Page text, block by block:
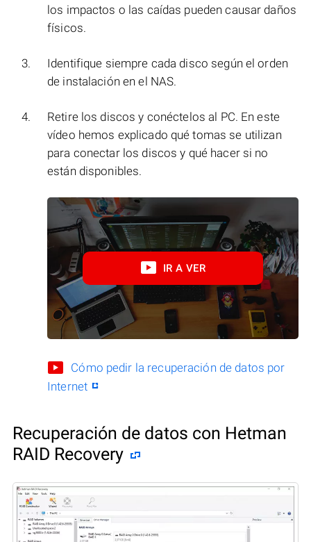
los impactos o las caídas pueden causar daños
físicos.
Identifique siempre cada disco según el orden
de instalación en el NAS.
Retire los discos y conéctelos al PC. En este
vídeo hemos explicado qué tomas se utilizan
para conectar los discos y qué hacer si no
están disponibles.
IR A VER
Cómo pedir la recuperación de datos por
Internet
Recuperación de datos con Hetman
RAID Recovery